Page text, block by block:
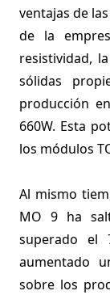
ventajas de
de la
resistividad,
sólidas
producción
660W. Esta
los módulos
Al mismo
MO 9 ha
superado el
aumentado
sobre los